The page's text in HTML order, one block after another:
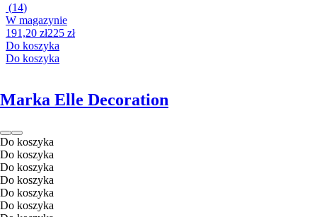
(14)
W magazynie
191,20 zł225 zł
Do koszyka
Do koszyka
Marka Elle Decoration
Do koszyka
Do koszyka
Do koszyka
Do koszyka
Do koszyka
Do koszyka